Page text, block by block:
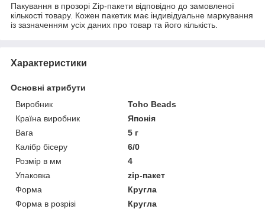
Пакування в прозорі Zip-пакети відповідно до замовленої
кількості товару. Кожен пакетик має індивідуальне маркування
із зазначенням усіх даних про товар та його кількість.
Характеристики
Основні атрибути
Виробник
Toho Beads
Країна виробник
Японія
Вага
5 г
Калібр бісеру
6/0
Розмір в мм
4
Упаковка
zip-пакет
Форма
Кругла
Форма в розрізі
Кругла